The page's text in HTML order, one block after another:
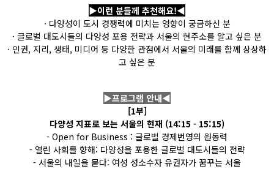
▶이런 분들께 추천해요!◀
· 다양성이 도시 경쟁력에 미치는 영향이 궁금하신 분
· 글로벌 대도시들의 다양성 포용 전략과 서울의 현주소를 알고 싶은 분
· 인권, 지리, 생태, 미디어 등 다양한 관점에서 서울의 미래를 함께 상상하
고 싶은 분
▶프로그램 안내◀
[1부]
다양성 지표로 보는 서울의 현재 (14:15 - 15:15)
- Open for Business : 글로벌 경제번영의 원동력
- 열린 사회를 향해: 다양성을 포용한 글로벌 대도시들의 전략
- 서울의 내일을 묻다: 여성 성소수자 유권자가 꿈꾸는 서울